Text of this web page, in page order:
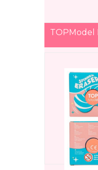
TOPModel